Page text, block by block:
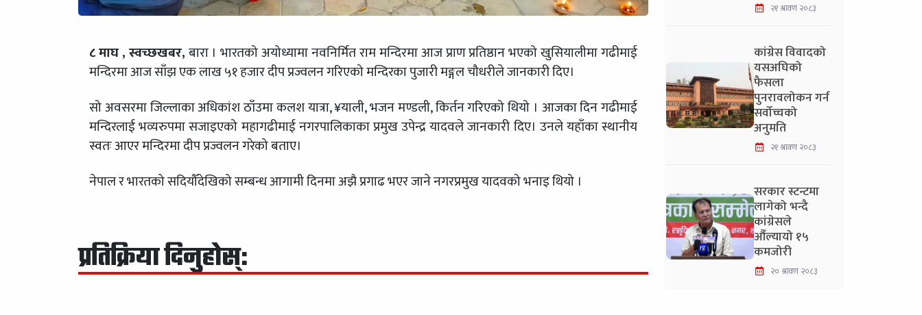
८ माघ , स्वच्छखबर,बारा । भारतको अयोध्यामा नवनिर्मित राम मन्दिरमा आज प्राण प्रतिष्ठान भएको खुसियालीमा गढीमाई
मन्दिरमा आज साँझ एक लाख ५१ हजार दीप प्रज्वलन गरिएको मन्दिरका पुजारी मङ्गल चौधरीले जानकारी दिए।
सो अवसरमा जिल्लाका अधिकांश ठाँउमा कलश यात्रा, ¥याली, भजन मण्डली, किर्तन गरिएको थियो । आजका दिन गढीमाई
मन्दिरलाई भव्यरुपमा सजाइएको महागढीमाई नगरपालिकाका प्रमुख उपेन्द्र यादवले जानकारी दिए। उनले यहाँका स्थानीय
स्वतः आएर मन्दिरमा दीप प्रज्वलन गरेको बताए।
नेपाल र भारतको सदियौँदेखिको सम्बन्ध आगामी दिनमा अझै प्रगाढ भएर जाने नगरप्रमुख यादवको भनाइ थियो ।
प्रतिक्रिया दिनुहोस्:
२१ श्रावण २०८३
कांग्रेस विवादको
यसअघिको
फैसला
पुनरावलोकन गर्न
सर्वोच्चको
अनुमति
२१ श्रावण २०८३
सरकार स्टन्टमा
लागेको भन्दै
कांग्रेसले
औँल्यायो १५
कमजोरी
२० श्रावण २०८३